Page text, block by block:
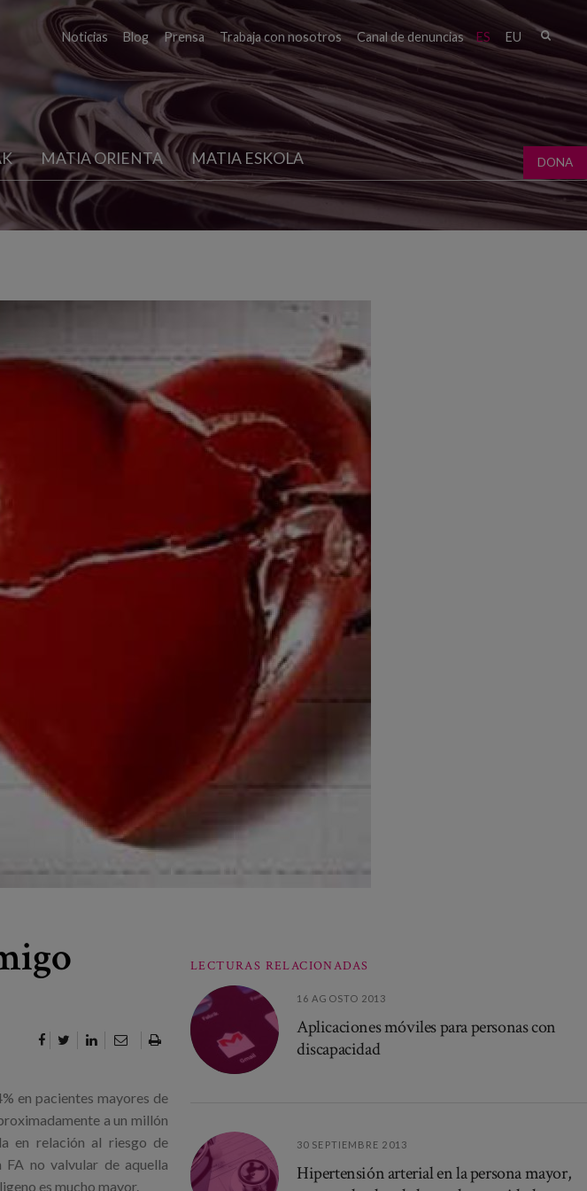
ES EU
Noticias Blog Prensa Trabaja con nosotros Canal de denuncias
MATIA ORIENTA MATIA ESKOLA DONA
en pacientes mayores de
a un millón
en relación al riesgo de
FA no valvular de aquella
es mucho mayor.
LECTURAS RELACIONADAS
16 AGOSTO 2013
Aplicaciones móviles para personas con
discapacidad
30 SEPTIEMBRE 2013
Hipertensión arterial en la persona mayor,